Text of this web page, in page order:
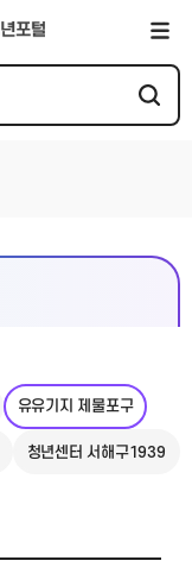
유유기지 제물포구
청년센터 서해구1939